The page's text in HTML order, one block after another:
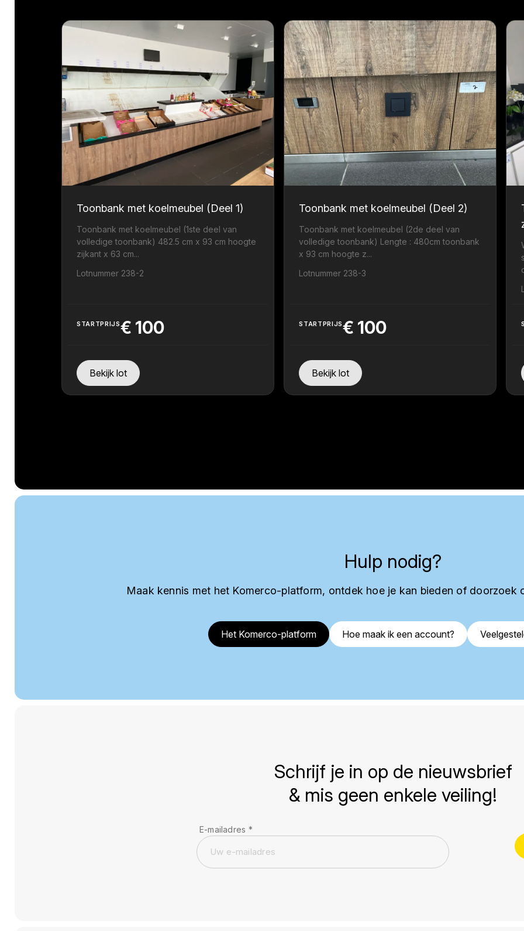
Toonbank met koelmeubel (Deel 1)
Toonbank met koelmeubel (1ste deel van
volledige toonbank) 482.5 cm x 93 cm hoogte
zijkant x 63 cm...
Lotnummer 238-2
STARTPRIJS€ 100
Bekijk lot
Toonbank met koelmeubel (Deel 2)
Toonbank met koelmeubel (2de deel van
volledige toonbank) Lengte : 480cm toonbank
x 93 cm hoogte z...
Lotnummer 238-3
STARTPRIJS€ 100
Bekijk lot
Hulp nodig?
Maak kennis met het Komerco-platform, ontdek hoe je kan bieden of doorzoek
Het Komerco-platform Hoe maak ik een account?
Schrijf je in op de nieuwsbrief
& mis geen enkele veiling!
E-mailadres *